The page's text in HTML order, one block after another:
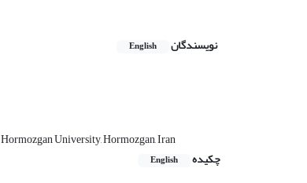
نویسندگان English
University, Hormozgan, Iran
چکیده
English